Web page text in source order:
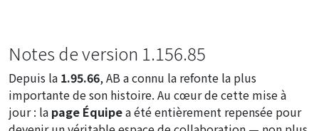
Notes de version 1.156.85
Depuis la 1.95.66, AB a connu la refonte la plus
importante de son histoire. Au cœur de cette mise à
jour : la page Équipea été entièrement repensée pour